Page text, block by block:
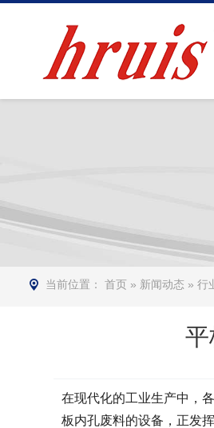
当前位置： 首页 » 新闻动态 » 行
在现代化的工业生产中，
板内孔废料的设备，正发